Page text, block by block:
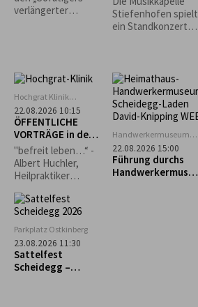
verlängerter
bei guter
Witterung.
Stiefenhofen spielt
ein Standkonzert
Sie sich auf einen
Abend voller Musik
und Gemeinschaft.
Hochgrat Klinik
Stiefenhofen
22.08.2026 10:15
ÖFFENTLICHE
VORTRÄGE in der
Hochgrat Klinik
"befreit leben…“ -
Albert Huchler,
Heilpraktiker
Naturpädagoge
Handwerkermuseum
„Heimathaus"
Scheidegg
22.08.2026 15:00
Führung durchs
Handwerkermuseu
Parkplatz Ostkinberg
23.08.2026 11:30
Sattelfest
Scheidegg –